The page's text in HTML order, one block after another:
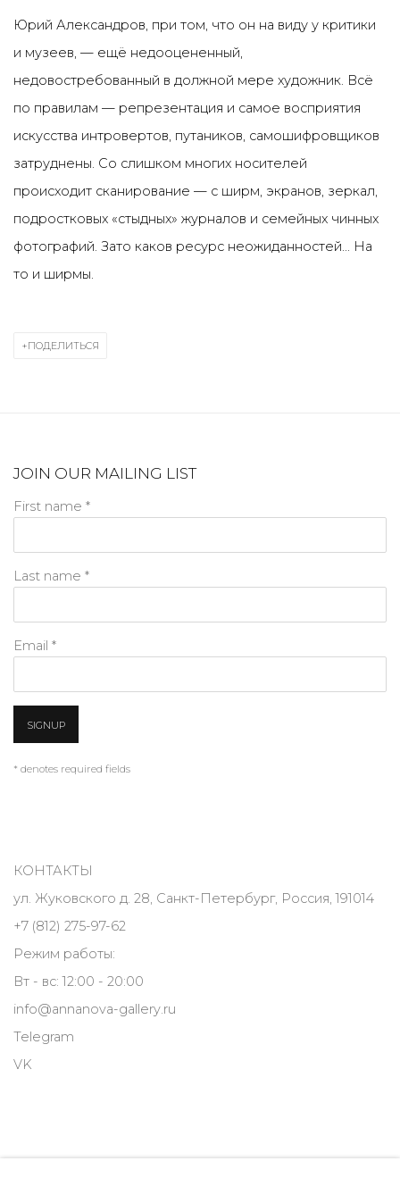
Юрий Александров, при том, что он на виду у критики
и музеев, — ещё недооцененный,
недовостребованный в должной мере художник. Всё
по правилам — репрезентация и самое восприятия
искусства интровертов, путаников, самошифровщиков
затруднены. Со слишком многих носителей
происходит сканирование — с ширм, экранов, зеркал,
подростковых «стыдных» журналов и семейных чинных
фотографий. Зато каков ресурс неожиданностей... На
то и ширмы.
ПОДЕЛИТЬСЯ
JOIN OUR MAILING LIST
First name *
Last name *
Email *
SIGNUP
* denotes required fields
КОНТАКТЫ
ул. Жуковского д. 28, Санкт-Петербург, Россия, 191014
+7 (812) 275-97-62
Режим работы:
Вт - вс: 12:00 - 20:00
info@annanova-gallery.ru
Telegram
VK